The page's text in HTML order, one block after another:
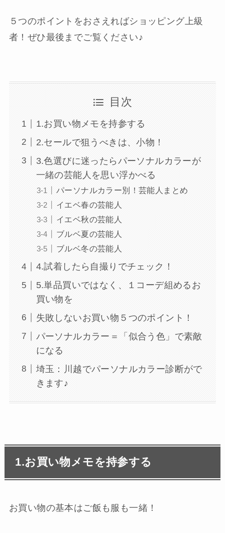
５つのポイントをおさえればショッピング上級
者！ぜひ最後までご覧ください♪
目次
1.お買い物メモを持参する
2.セールで狙うべきは、小物！
3.色選びに迷ったらパーソナルカラーが
一緒の芸能人を思い浮かべる
パーソナルカラー別！芸能人まとめ
イエベ春の芸能人
イエベ秋の芸能人
ブルベ夏の芸能人
ブルベ冬の芸能人
4.試着したら自撮りでチェック！
5.単品買いではなく、１コーデ組めるお
買い物を
失敗しないお買い物５つのポイント！
パーソナルカラー＝「似合う色」で素敵
になる
埼玉：川越でパーソナルカラー診断がで
きます♪
1.お買い物メモを持参する
お買い物の基本はご飯も服も一緒！